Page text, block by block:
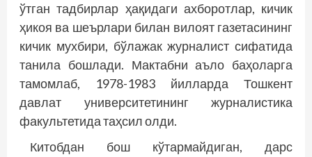
ўтган тадбирлар ҳақидаги ахборотлар, кичик
ҳикоя ва шеърлари билан вилоят газетасининг
кичик мухбири, бўлажак журналист сифатида
танила бошлади. Мактабни аъло баҳоларга
тамомлаб, 1978-1983 йилларда Тошкент
давлат университетининг журналистика
факультетида таҳсил олди.
Китобдан бош кўтармайдиган, дарс